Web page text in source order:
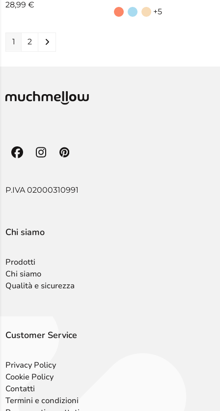
28,99€
+5
1 2
Facebook
Instagram
Pinterest
P.IVA 02000310991
Chi siamo
Prodotti
Chi siamo
Qualità e sicurezza
Customer Service
Privacy Policy
Cookie Policy
Contatti
Termini e condizioni